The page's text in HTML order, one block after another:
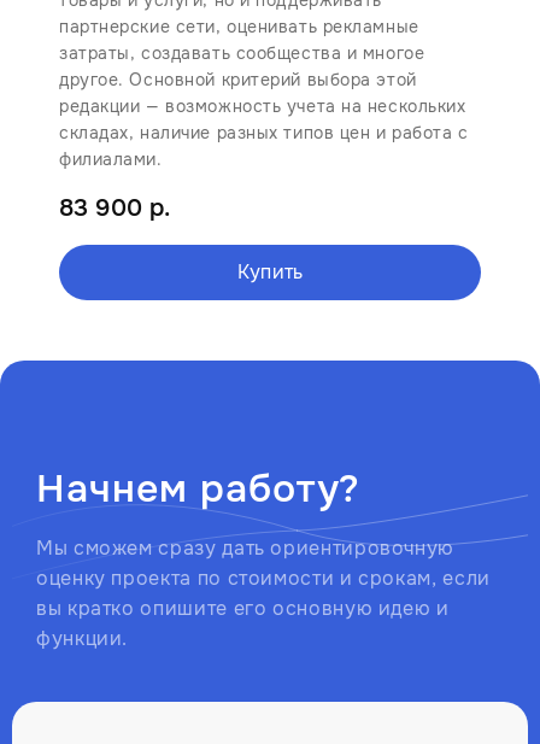
партнерские сети, оценивать рекламные
затраты, создавать сообщества и многое
другое. Основной критерий выбора этой
редакции — возможность учета на нескольких
складах, наличие разных типов цен и работа с
филиалами.
83 900 р.
Купить
Начнем работу?
Мы сможем сразу дать ориентировочную
оценку проекта по стоимости и срокам, если
вы кратко опишите его основную идею и
функции.